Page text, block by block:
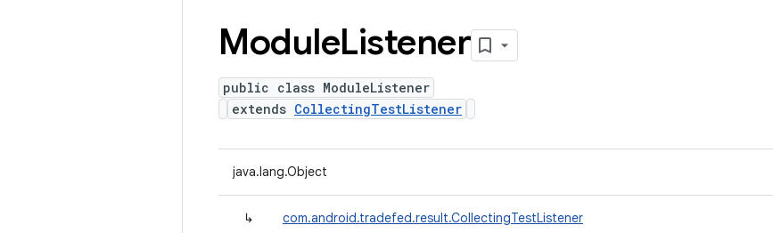
ModuleListener
public class ModuleListener
extends CollectingTestListener
java.lang.Object
↳ com.android.tradefed.result.CollectingTestListener